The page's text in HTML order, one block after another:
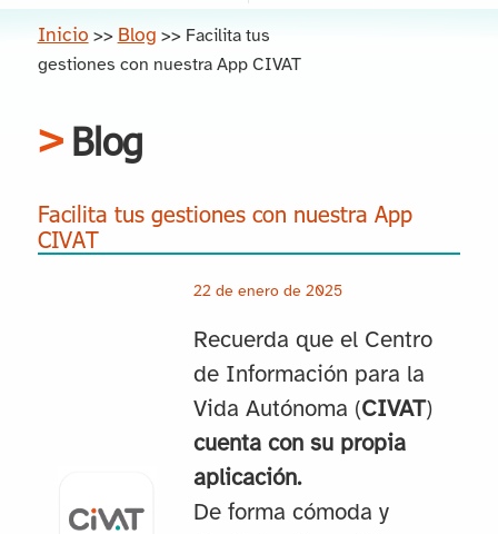
Inicio >> Blog >> Facilita tus
gestiones con nuestra App CIVAT
Blog
Facilita tus gestiones con nuestra App
CIVAT
22 de enero de 2025
Recuerda que el Centro
de Información para la
Vida Autónoma (CIVAT)
cuenta con su propia
aplicación.
De forma cómoda y